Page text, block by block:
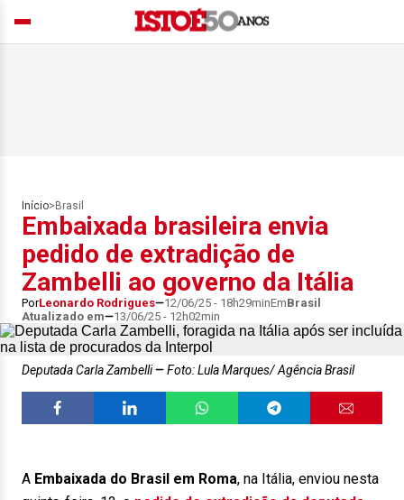
Início> Brasil
Embaixada brasileira envia
pedido de extradição de
Zambelli ao governo da Itália
PorLeonardo Rodrigues 12/06/25 - 18h29minEmBrasil
Atualizado em
13/06/25 - 12h02min
Deputada Carla Zambelli Foto: Lula Marques/ Agência Brasil
A Embaixada do Brasil em Roma, na Itália, enviou nesta